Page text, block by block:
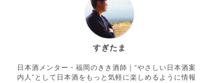
すぎたま
日本酒メンター・福岡のきき酒師｜“やさしい日本酒案
内人”として日本酒をもっと気軽に楽しめるように情報